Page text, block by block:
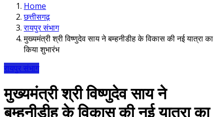
Home
छत्तीसगढ़
रायपुर संभाग
मुख्यमंत्री श्री विष्णुदेव साय ने बम्हनीडीह के विकास की नई यात्रा का
किया शुभारंभ
रायपुर संभाग
मुख्यमंत्री श्री विष्णुदेव साय ने
बम्हनीडीह के विकास की नई यात्रा का